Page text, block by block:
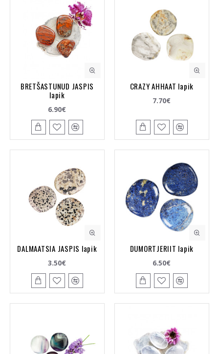
BRETŠASTUNUD JASPIS
lapik
6.90€
CRAZY AHHAAT lapik
7.70€
DALMAATSIA JASPIS lapik
3.50€
DUMORTJERIIT lapik
6.50€